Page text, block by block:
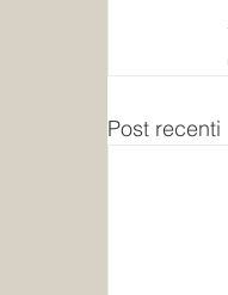
Post recenti